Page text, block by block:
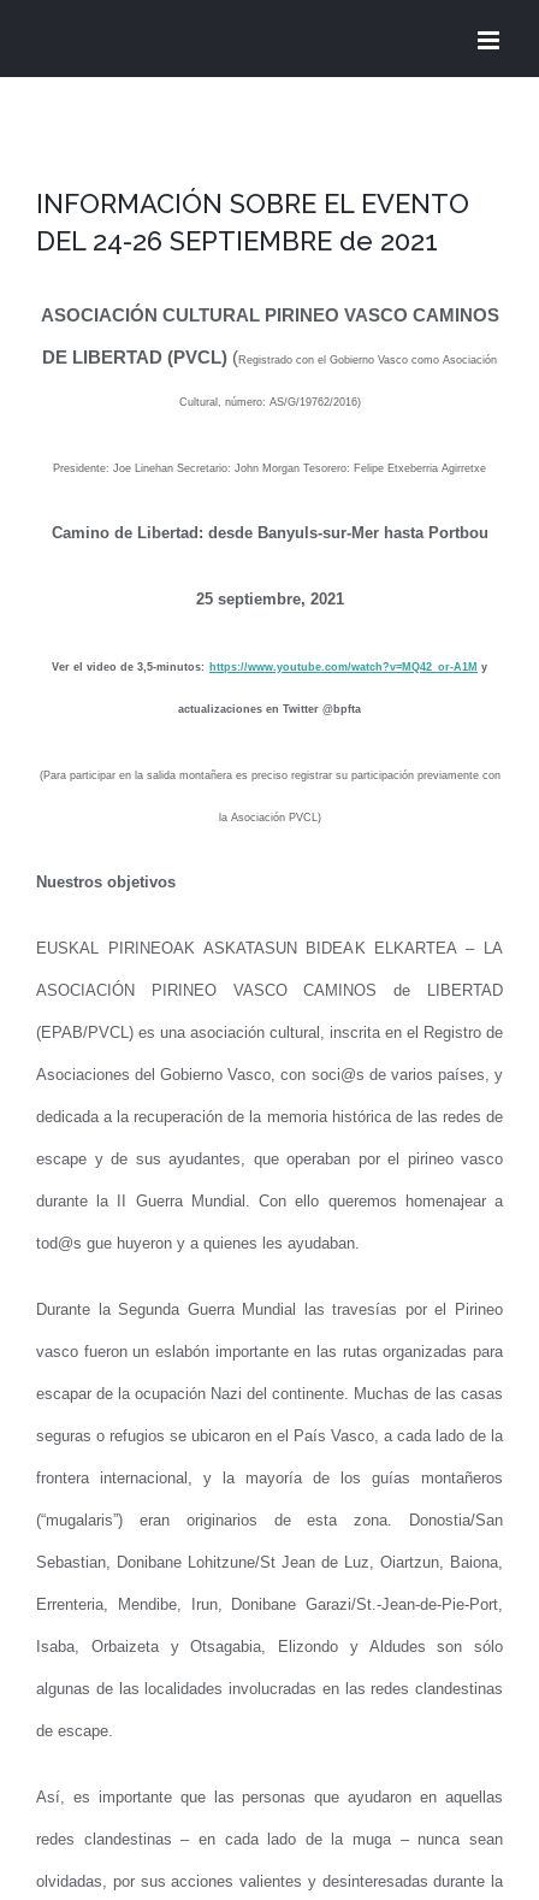
INFORMACIÓN SOBRE EL EVENTO
DEL 24-26 SEPTIEMBRE de 2021
ASOCIACIÓN CULTURAL PIRINEO VASCO CAMINOS
DE LIBERTAD (PVCL) (Registrado con el Gobierno Vasco como Asociación
Cultural, número: AS/G/19762/2016)
Presidente: Joe Linehan Secretario: John Morgan Tesorero: Felipe Etxeberria Agirretxe
Camino de Libertad: desde Banyuls-sur-Mer hasta Portbou
25 septiembre, 2021
Ver el video de 3,5-minutos: https://www.youtube.com/watch?v=MQ42_or-A1M y
actualizaciones en Twitter @bpfta
(Para participar en la salida montañera es preciso registrar su participación previamente con
la Asociación PVCL)
Nuestros objetivos
EUSKAL PIRINEOAK ASKATASUN BIDEAK ELKARTEA – LA
ASOCIACIÓN PIRINEO VASCO CAMINOS de LIBERTAD
(EPAB/PVCL) es una asociación cultural, inscrita en el Registro de
Asociaciones del Gobierno Vasco, con soci@s de varios países, y
dedicada a la recuperación de la memoria histórica de las redes de
escape y de sus ayudantes, que operaban por el pirineo vasco
durante la II Guerra Mundial. Con ello queremos homenajear a
tod@s gue huyeron y a quienes les ayudaban.
Durante la Segunda Guerra Mundial las travesías por el Pirineo
vasco fueron un eslabón importante en las rutas organizadas para
escapar de la ocupación Nazi del continente. Muchas de las casas
seguras o refugios se ubicaron en el País Vasco, a cada lado de la
frontera internacional, y la mayoría de los guías montañeros
(“mugalaris”) eran originarios de esta zona. Donostia/San
Sebastian, Donibane Lohitzune/St Jean de Luz, Oiartzun, Baiona,
Errenteria, Mendibe, Irun, Donibane Garazi/St.-Jean-de-Pie-Port,
Isaba, Orbaizeta y Otsagabia, Elizondo y Aldudes son sólo
algunas de las localidades involucradas en las redes clandestinas
de escape.
Así, es importante que las personas que ayudaron en aquellas
redes clandestinas – en cada lado de la muga – nunca sean
olvidadas, por sus acciones valientes y desinteresadas durante la